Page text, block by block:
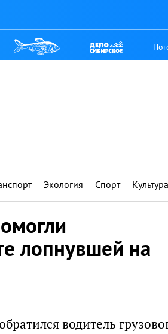
Экология Спорт Культура
лопнувшей на
водитель